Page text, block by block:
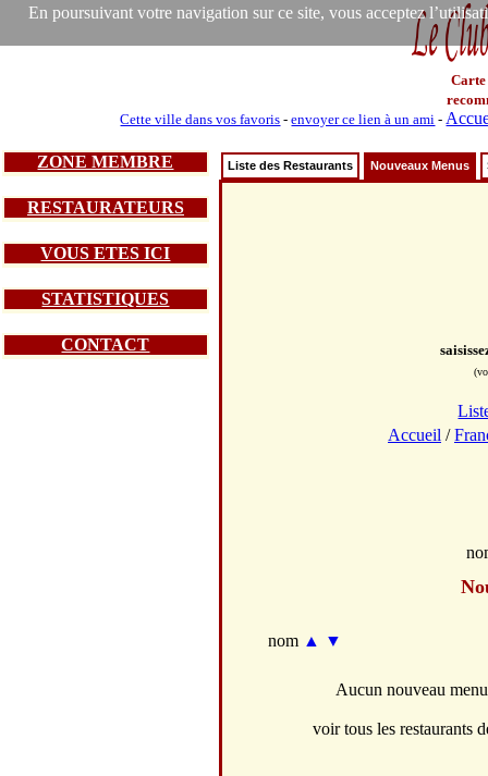
En poursuivant votre navigation sur ce site, vous acceptez
Carte
Cette ville dans vos favoris -envoyer ce lien à un ami -
ZONE MEMBRE
RESTAURATEURS
VOUS ETES ICI
STATISTIQUES
CONTACT
Liste des Restaurants Nouveaux Menus
Accueil /
nom ▲ ▼
Aucun nouveau
voir tous les restaurants